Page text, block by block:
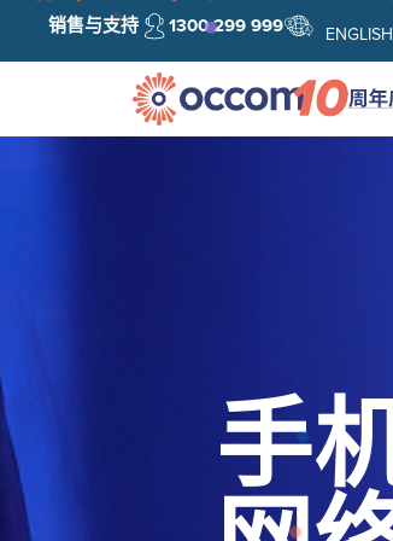
销售与支持 1300 299 999 ENGLISH
手